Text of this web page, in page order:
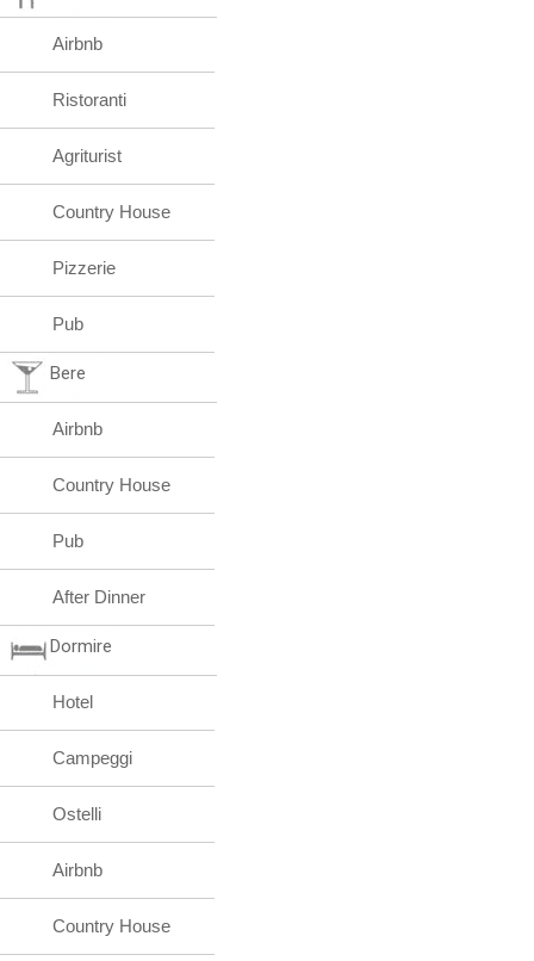
Airbnb
Ristoranti
Agriturist
Country House
Pizzerie
Pub
Bere
Airbnb
Country House
Pub
After Dinner
Dormire
Hotel
Campeggi
Ostelli
Airbnb
Country House